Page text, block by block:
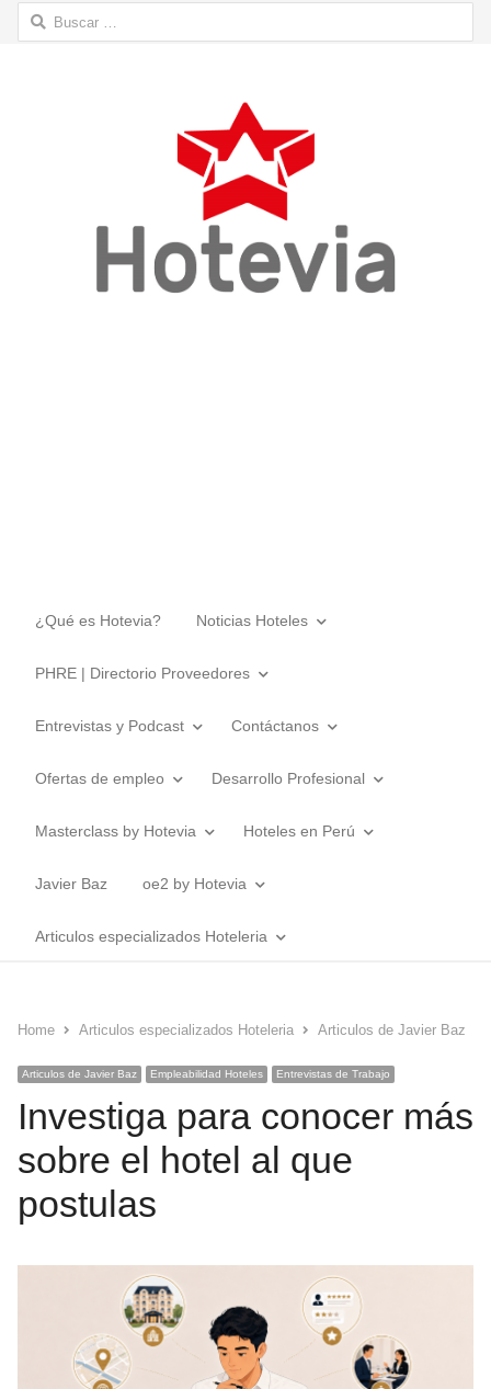
Buscar:
¿Qué es Hotevia? Noticias Hoteles
PHRE | Directorio Proveedores
Entrevistas y Podcast Contáctanos
Ofertas de empleo Desarrollo Profesional
Masterclass by Hotevia Hoteles en Perú
Javier Baz oe2 by Hotevia
Articulos especializados Hoteleria
Home Articulos especializados Hoteleria Articulos de Javier Baz
Articulos de Javier Baz Empleabilidad Hoteles Entrevistas de Trabajo
Investiga para conocer más
sobre el hotel al que
postulas